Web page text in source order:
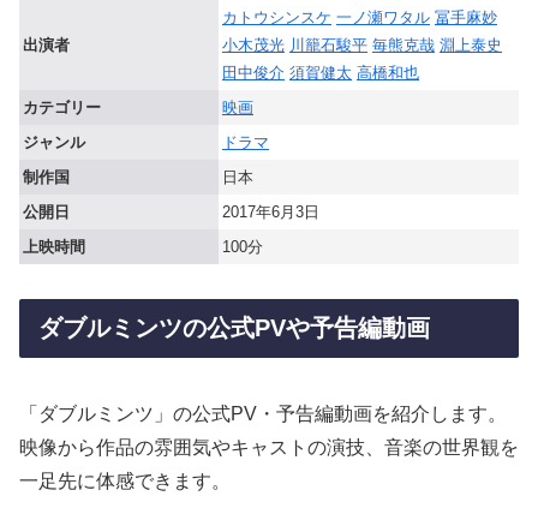
出演者
カトウシンスケ 一ノ瀬ワタル 冨手麻妙
小木茂光 川籠石駿平 毎熊克哉 淵上泰史
田中俊介 須賀健太 高橋和也
カテゴリー
映画
ジャンル
ドラマ
制作国
日本
公開日
2017年6月3日
上映時間
100分
ダブルミンツの公式PVや予告編動画
「ダブルミンツ」の公式PV・予告編動画を紹介します。
映像から作品の雰囲気やキャストの演技、音楽の世界観を
一足先に体感できます。